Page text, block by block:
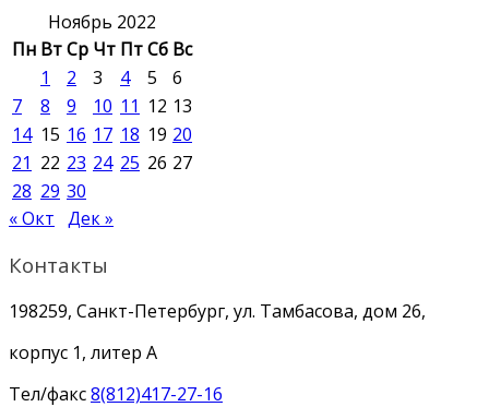
Ноябрь 2022
Пн ВтСр Чт ПтСб Вс
1
2 3 4 5
6
7
8 9 10 11 12 13
14 15 16 17 18 19 20
21 22 23 24 25 26 27
28 29 30
« Окт Дек »
Контакты
198259, Санкт-Петербург, ул. Тамбасова, дом 26,
корпус 1, литер А
Тел/факс8(812)417-27-16